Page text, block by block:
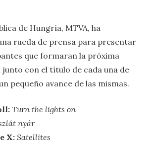
de Hungría, MTVA, ha
rueda de prensa para presentar
que formaran la próxima
junto con el título de cada una de
pequeño avance de las mismas.
Turn the lights on
nyár
X: Satellites